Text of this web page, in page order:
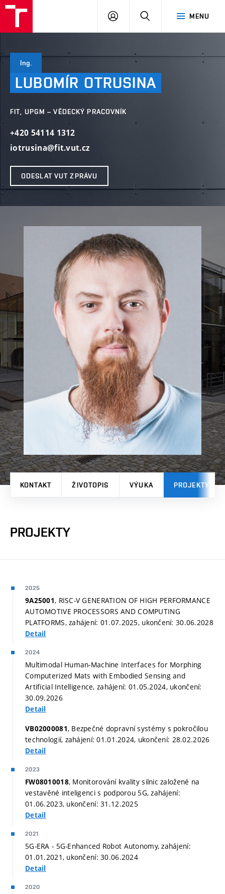
MENU
PŘIHLÁSIT
Ing.
LUBOMÍR OTRUSINA
FIT, UPGM – VĚDECKÝ PRACOVNÍK
+420 54114 1312
iotrusina@fit.vut.cz
ODESLAT VUT ZPRÁVU
KONTAKT ŽIVOTOPIS VÝUKA PROJEKTY
PROJEKTY
2025
9A25001, RISC-V GENERATION OF HIGH PERFORMANCE
AUTOMOTIVE PROCESSORS AND COMPUTING
PLATFORMS, zahájení: 01.07.2025, ukončení: 30.06.2028
Detail
2024
Multimodal Human-Machine Interfaces for Morphing
Computerized Mats with Embodied Sensing and
Artificial Intelligence, zahájení: 01.05.2024, ukončení:
30.09.2026
Detail
VB02000081, Bezpečné dopravní systémy s pokročilou
technologií, zahájení: 01.01.2024, ukončení: 28.02.2026
Detail
2023
FW08010018, Monitorování kvality silnic založené na
vestavěné inteligenci s podporou 5G, zahájení:
01.06.2023, ukončení: 31.12.2025
Detail
2021
5G-ERA - 5G-Enhanced Robot Autonomy, zahájení:
01.01.2021, ukončení: 30.06.2024
Detail
2020